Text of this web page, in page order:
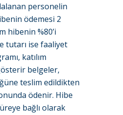
personelin
ödemesi 2
hibenin %80’i
tutarı ise faaliyet
katılım
belgeler,
teslim edildikten
ödenir. Hibe
bağlı olarak